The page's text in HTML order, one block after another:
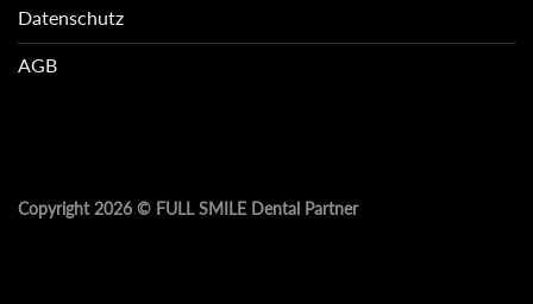
Datenschutz
AGB
Copyright 2026 © FULL SMILE Dental Partner